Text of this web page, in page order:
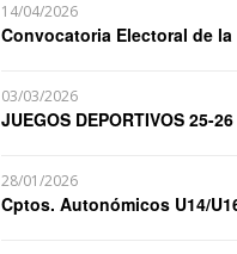
14/04/2026
Convocatoria Electoral de la
03/03/2026
JUEGOS DEPORTIVOS 25-26
28/01/2026
Cptos. Autonómicos U14/